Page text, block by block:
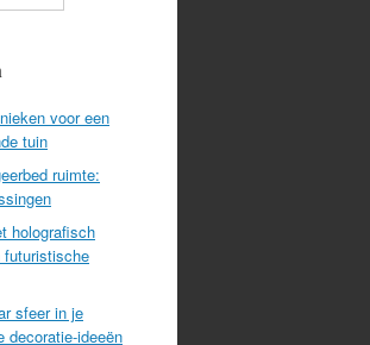
voor een
tuin
ruimte:
holografisch
futuristische
sfeer in je
decoratie-ideeën